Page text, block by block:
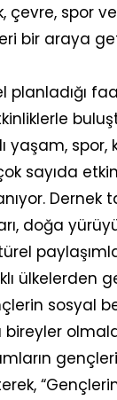
çevre, spor
bir araya
planladığı
yaşam, spor,
sayıda
Dernek
doğa
ülkelerden
sosyal